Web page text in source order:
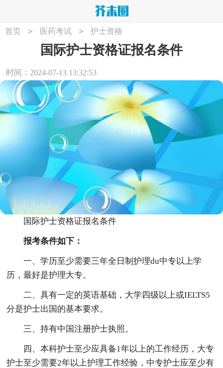
首页 > 医药考试 > 护士资格
国际护士资格证报名条件
时间：2024-07-13 13:32:53
国际护士资格证报名条件
报考条件如下：
一、学历至少需要三年全日制护理du中专以上学
历，最好是护理大专。
二、具有一定的英语基础，大学四级以上或IELTS5
分是护士出国的基本要求。
三、持有中国注册护士执照。
四、本科护士至少应具备1年以上的工作经历，大专
护士至少需要2年以上护理工作经验，中专护士应至少有